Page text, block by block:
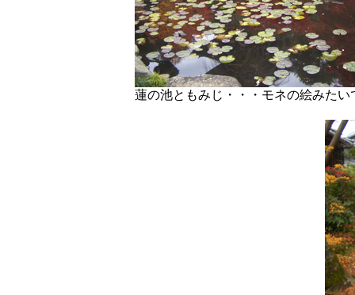
蓮の池ともみじ・・・モネの絵みたい